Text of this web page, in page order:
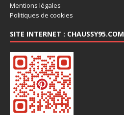
Mentions légales
Politiques de cookies
SITE INTERNET : CHAUSSY95.COM